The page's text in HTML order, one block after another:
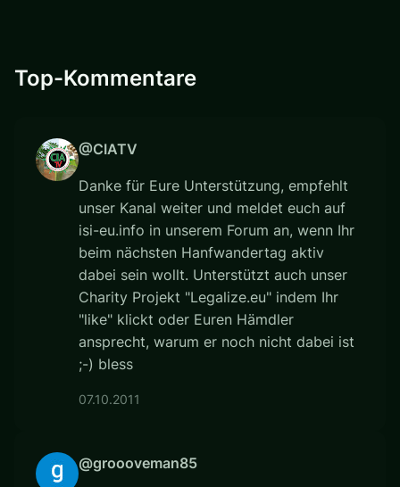
Top-Kommentare
@CIATV
Danke für Eure Unterstützung, empfehlt
unser Kanal weiter und meldet euch auf
isi-eu.info in unserem Forum an, wenn Ihr
beim nächsten Hanfwandertag aktiv
dabei sein wollt. Unterstützt auch unser
Charity Projekt "Legalize.eu" indem Ihr
"like" klickt oder Euren Hämdler
ansprecht, warum er noch nicht dabei ist
;-) bless
07.10.2011
@groooveman85